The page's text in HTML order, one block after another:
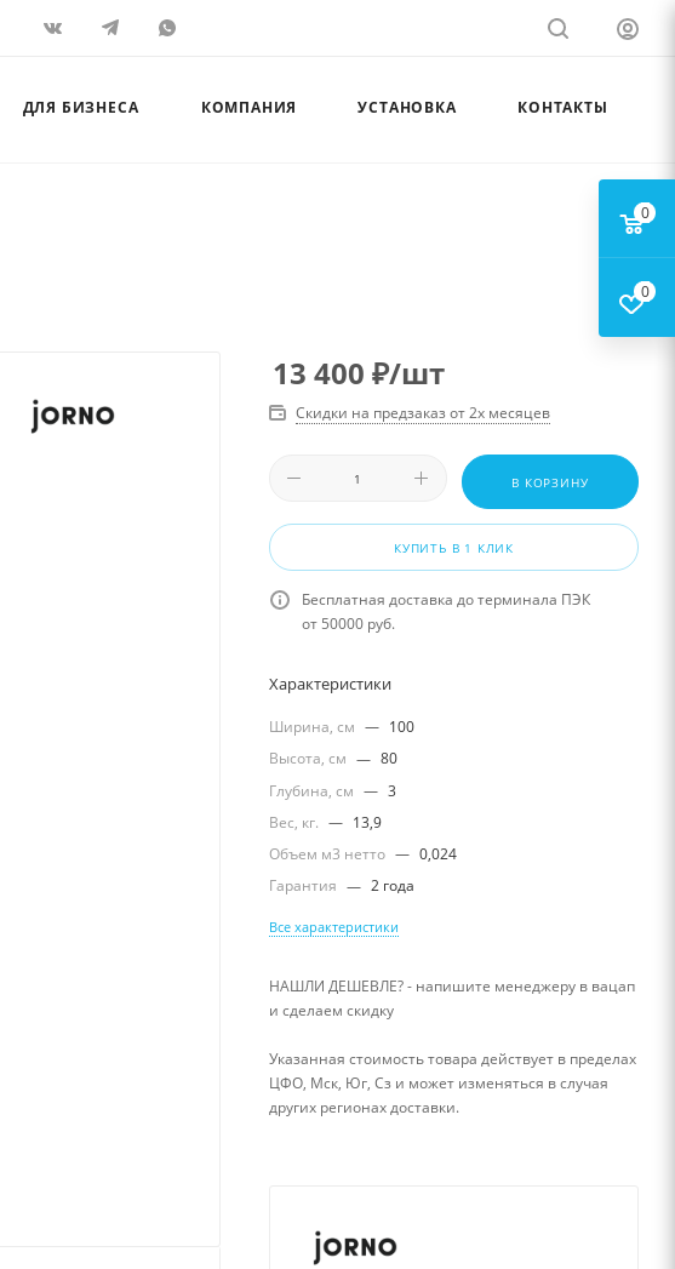
ДЛЯ БИЗНЕСА КОМПАНИЯ УСТАНОВКА КОНТАКТЫ
13 400 ₽/шт
Скидки на предзаказ от 2х месяцев
В КОРЗИНУ
КУПИТЬ В 1 КЛИК
Бесплатная доставка до терминала ПЭК
от 50000 руб.
Характеристики
Ширина, см — 100
Высота, см — 80
Глубина, см — 3
Вес, кг. — 13,9
Объем м3 нетто — 0,024
Гарантия — 2 года
Все характеристики
НАШЛИ ДЕШЕВЛЕ? - напишите менеджеру в вацап
и сделаем скидку
Указанная стоимость товара действует в пределах
ЦФО, Мск, Юг, Сз и может изменяться в случая
других регионах доставки.
0
0